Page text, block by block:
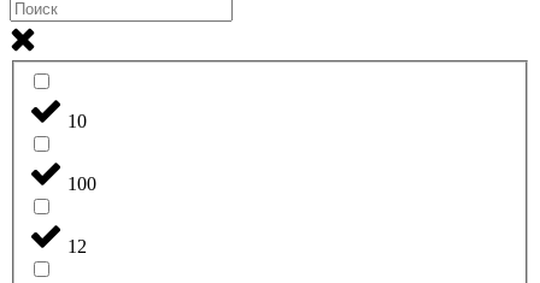
10
100
12